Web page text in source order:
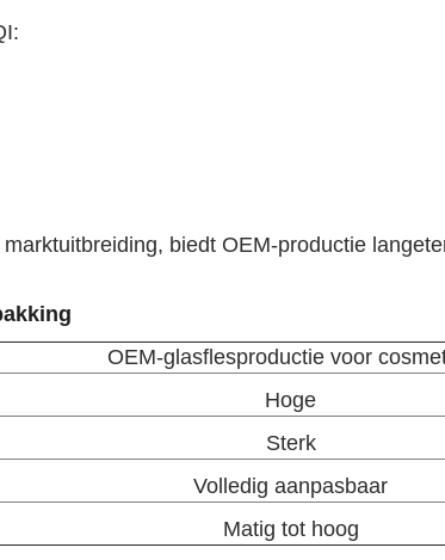
biedt OEM-productie
OEM-glasflesproductie voor
Hoge
Sterk
Volledig aanpasbaar
Matig tot hoog